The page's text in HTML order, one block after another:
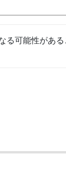
る可能性があ